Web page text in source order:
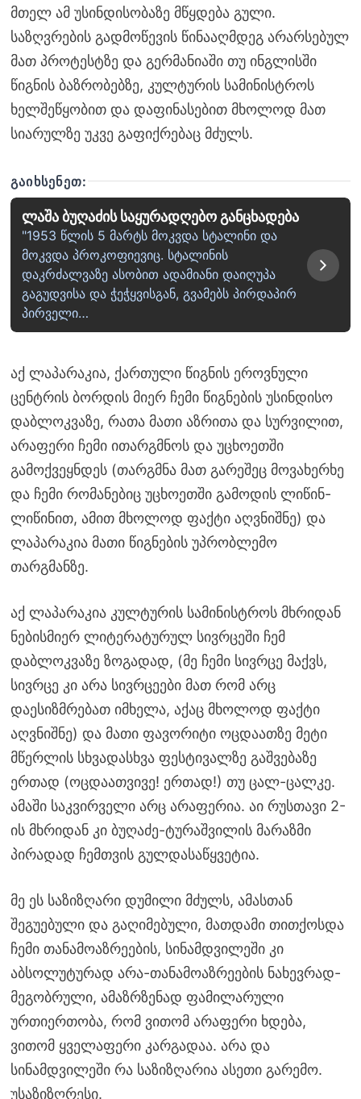
მთელ ამ უსინდისობაზე მწყდება გული.
საზღვრების გადმოწევის წინააღმდეგ არარსებულ
მათ პროტესტზე და გერმანიაში თუ ინგლისში
წიგნის ბაზრობებზე, კულტურის სამინისტროს
ხელშეწყობით და დაფინასებით მხოლოდ მათ
სიარულზე უკვე გაფიქრებაც მძულს.
ᲒᲐᲘᲮᲡᲔᲜᲔᲗ:
ლაშა ბუღაძის საყურადღებო განცხადება
"1953 წლის 5 მარტს მოკვდა სტალინი და
მოკვდა პროკოფიევიც. სტალინის
დაკრძალვაზე ასობით ადამიანი დაიღუპა
გაგუდვისა და ჭეჭყვისგან, გვამებს პირდაპირ
პირველი…
აქ ლაპარაკია, ქართული წიგნის ეროვნული
ცენტრის ბორდის მიერ ჩემი წიგნების უსინდისო
დაბლოკვაზე, რათა მათი აზრითა და სურვილით,
არაფერი ჩემი ითარგმნოს და უცხოეთში
გამოქვეყნდეს (თარგმნა მათ გარეშეც მოვახერხე
და ჩემი რომანებიც უცხოეთში გამოდის ლიწინ-
ლიწინით, ამით მხოლოდ ფაქტი აღვნიშნე) და
ლაპარაკია მათი წიგნების უპრობლემო
თარგმანზე.
აქ ლაპარაკია კულტურის სამინისტროს მხრიდან
ნებისმიერ ლიტერატურულ სივრცეში ჩემ
დაბლოკვაზე ზოგადად, (მე ჩემი სივრცე მაქვს,
სივრცე კი არა სივრცეები მათ რომ არც
დაესიზმრებათ იმხელა, აქაც მხოლოდ ფაქტი
აღვნიშნე) და მათი ფავორიტი ოცდაათზე მეტი
მწერლის სხვადასხვა ფესტივალზე გაშვებაზე
ერთად (ოცდაათვივე! ერთად!) თუ ცალ-ცალკე.
ამაში საკვირველი არც არაფერია. აი რუსთავი 2-
ის მხრიდან კი ბუღაძე-ტურაშვილის მარაზმი
პირადად ჩემთვის გულდასაწყვეტია.
მე ეს საზიზღარი დუმილი მძულს, ამასთან
შეგუებული და გაღიმებული, მათდამი თითქოსდა
ჩემი თანამოაზრეების, სინამდვილეში კი
აბსოლუტურად არა-თანამოაზრეების ნახევრად-
მეგობრული, ამაზრზენად ფამილარული
ურთიერთობა, რომ ვითომ არაფერი ხდება,
ვითომ ყველაფერი კარგადაა. არა და
სინამდვილეში რა საზიზღარია ასეთი გარემო.
უსაზიზღრესი.